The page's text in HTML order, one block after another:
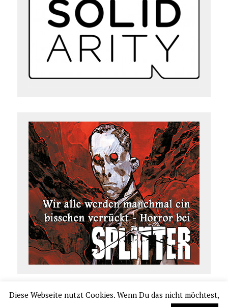
Diese Webseite nutzt Cookies. Wenn Du das nicht möchtest,